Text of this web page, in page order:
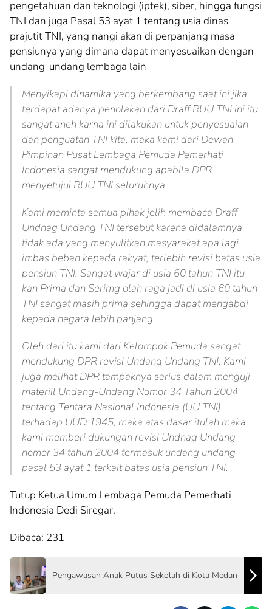
pengetahuan dan teknologi (iptek), siber, hingga fungsi
TNI dan juga Pasal 53 ayat 1 tentang usia dinas
prajutit TNI, yang nangi akan di perpanjang masa
pensiunya yang dimana dapat menyesuaikan dengan
undang-undang lembaga lain
Menyikapi dinamika yang berkembang saat ini jika
terdapat adanya penolakan dari Draff RUU TNI ini itu
sangat aneh karna ini dilakukan untuk penyesuaian
dan penguatan TNI kita, maka kami dari Dewan
Pimpinan Pusat Lembaga Pemuda Pemerhati
Indonesia sangat mendukung apabila DPR
menyetujui RUU TNI seluruhnya.
Kami meminta semua pihak jelih membaca Draff
Undnag Undang TNI tersebut karena didalamnya
tidak ada yang menyulitkan masyarakat apa lagi
imbas beban kepada rakyat, terlebih revisi batas usia
pensiun TNI. Sangat wajar di usia 60 tahun TNI itu
kan Prima dan Serimg olah raga jadi di usia 60 tahun
TNI sangat masih prima sehingga dapat mengabdi
kepada negara lebih panjang.
Oleh dari itu kami dari Kelompok Pemuda sangat
mendukung DPR revisi Undang Undang TNI, Kami
juga melihat DPR tampaknya serius dalam menguji
materiil Undang-Undang Nomor 34 Tahun 2004
tentang Tentara Nasional Indonesia (UU TNI)
terhadap UUD 1945, maka atas dasar itulah maka
kami memberi dukungan revisi Undnag Undang
nomor 34 tahun 2004 termasuk undang undang
pasal 53 ayat 1 terkait batas usia pensiun TNI.
Tutup Ketua Umum Lembaga Pemuda Pemerhati
Indonesia Dedi Siregar.
Dibaca: 231
Pengawasan Anak Putus Sekolah di Kota Medan